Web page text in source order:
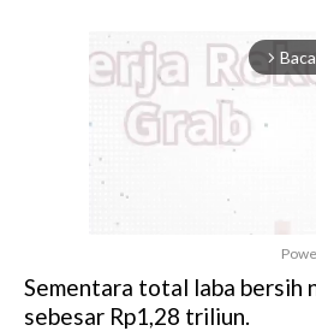
arrow_forward_ios
Sementara total laba bersih
sebesar Rp1,28 triliun.